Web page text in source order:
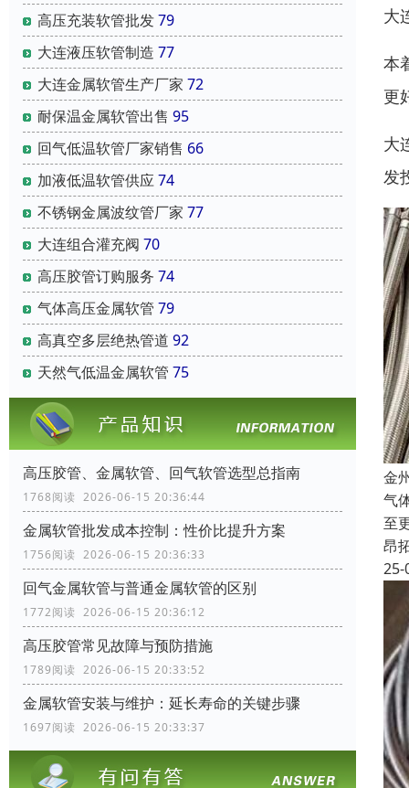
高压充装软管批发79
大连液压软管制造 77
大连金属软管生产厂家 72
耐保温金属软管出售 95
回气低温软管厂家销售 66
加液低温软管供应74
不锈钢金属波纹管厂家 77
大连组合灌充阀 70
高压胶管订购服务 74
气体高压金属软管 79
高真空多层绝热管道 92
天然气低温金属软管 75
高压胶管、金属软管、回气软管选型总指南
1768阅读 2026-06-15 20:36:44
金属软管批发成本控制：性价比提升方案
1756阅读 2026-06-15 20:36:33
回气金属软管与普通金属软管的区别
1772阅读 2026-06-15 20:36:12
高压胶管常见故障与预防措施
1789阅读 2026-06-15 20:33:52
金属软管安装与维护：延长寿命的关键步骤
1697阅读 2026-06-15 20:33:37
大
本
更
大
发
金
气
至
昂
25-